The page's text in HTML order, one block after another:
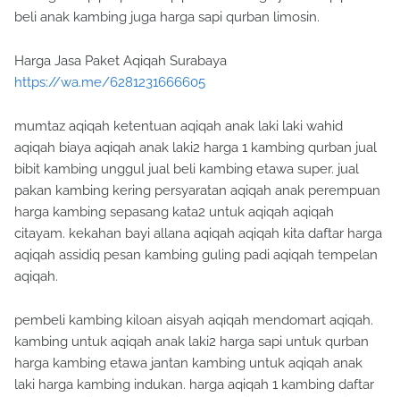
beli anak kambing juga harga sapi qurban limosin.
Harga Jasa Paket Aqiqah Surabaya
https://wa.me/6281231666605
mumtaz aqiqah ketentuan aqiqah anak laki laki wahid
aqiqah biaya aqiqah anak laki2 harga 1 kambing qurban jual
bibit kambing unggul jual beli kambing etawa super. jual
pakan kambing kering persyaratan aqiqah anak perempuan
harga kambing sepasang kata2 untuk aqiqah aqiqah
citayam. kekahan bayi allana aqiqah aqiqah kita daftar harga
aqiqah assidiq pesan kambing guling padi aqiqah tempelan
aqiqah.
pembeli kambing kiloan aisyah aqiqah mendomart aqiqah.
kambing untuk aqiqah anak laki2 harga sapi untuk qurban
harga kambing etawa jantan kambing untuk aqiqah anak
laki harga kambing indukan. harga aqiqah 1 kambing daftar